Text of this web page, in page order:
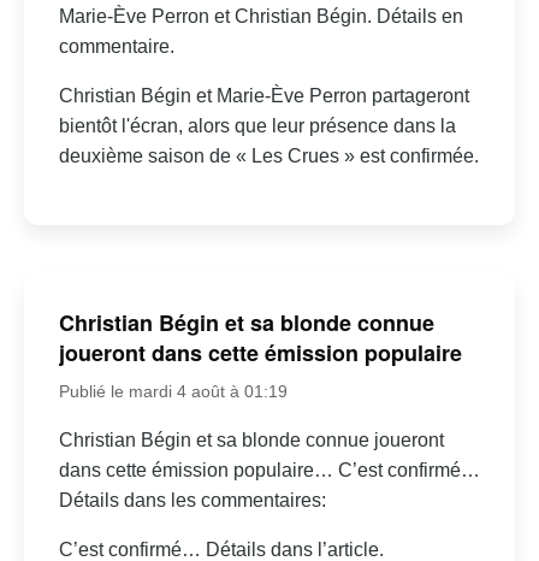
Marie-Ève Perron et Christian Bégin. Détails en
commentaire.
Christian Bégin et Marie-Ève Perron partageront
bientôt l'écran, alors que leur présence dans la
deuxième saison de « Les Crues » est confirmée.
Christian Bégin et sa blonde connue
joueront dans cette émission populaire
Publié le mardi 4 août à 01:19
Christian Bégin et sa blonde connue joueront
dans cette émission populaire… C’est confirmé…
Détails dans les commentaires:
C’est confirmé… Détails dans l’article.